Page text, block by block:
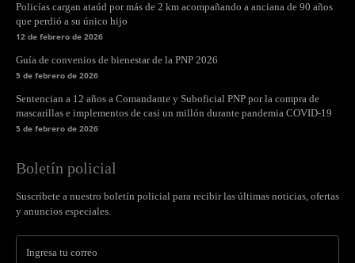
Policías cargan ataúd por más de 2 km acompañando a anciana de 90 años
que perdió a su único hijo
12 de febrero de 2026
Guía de convenios de bienestar de la PNP 2026
5 de febrero de 2026
Sentencian a 12 años a Comandante y Suboficial PNP por la compra de
mascarillas e implementos de casi un millón durante pandemia COVID-19
5 de febrero de 2026
Boletín policial
Suscríbete a nuestro boletín policial para recibir las últimas noticias, ofertas
y anuncios especiales.